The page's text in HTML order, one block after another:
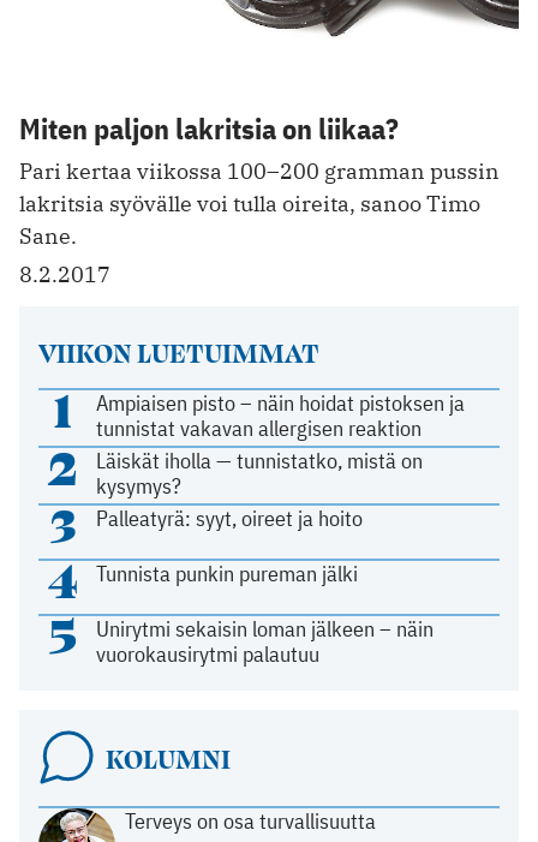
Miten paljon lakritsia on liikaa?
Pari kertaa viikossa 100–200 gramman pussin
lakritsia syövälle voi tulla oireita, sanoo Timo
Sane.
8.2.2017
VIIKON LUETUIMMAT
1
Ampiaisen pisto – näin hoidat pistoksen ja
tunnistat vakavan allergisen reaktion
2
Läiskät iholla — tunnistatko, mistä on
kysymys?
3 Palleatyrä: syyt, oireet ja hoito
4 Tunnista punkin pureman jälki
5
Unirytmi sekaisin loman jälkeen – näin
vuorokausirytmi palautuu
KOLUMNI
Terveys on osa turvallisuutta